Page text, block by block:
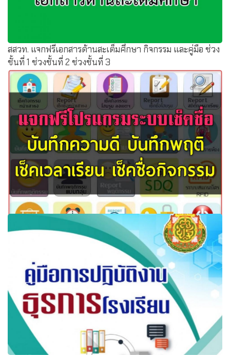
สสวท. แจกฟรีเอกสารด้านสะเต็มศึกษา กิจกรรม และคู่มือ ช่วง
ชั้นที่ 1 ช่วงชั้นที่ 2 ช่วงชั้นที่ 3
แจกฟรีโปรแกรมระบบเช็คชื่อ ออนไลน์ บันทึกความดี บันทึก